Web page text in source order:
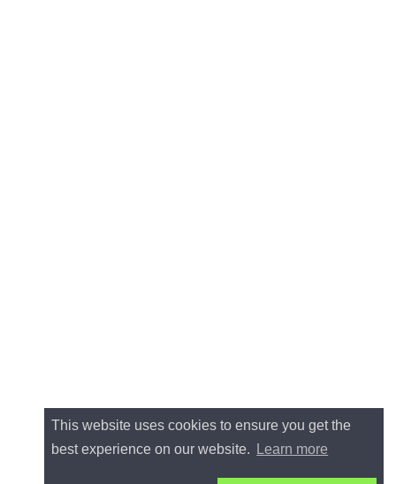
This website uses cookies to ensure you get the
best experience on our website.
Learn more